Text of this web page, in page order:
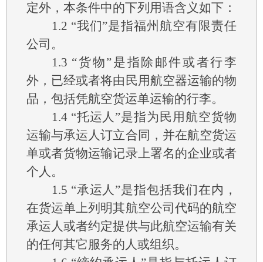
定外，本条件中的下列用语含义如下：
1.2 “我们”是指福州航空有限责任
公司。
1.3 “货物”是指除邮件或者行李
外，已经或者将由民用航空器运输的物
品，包括凭航空货运单运输的行李。
1.4 “托运人”是指为民用航空货物
运输与承运人订立合同，并在航空货运
单或者货物运输记录上署名的企业或者
个人。
1.5 “承运人”是指包括我们在内，
在货运单上列明其航空公司代码的航空
承运人或者约定提供与此航空运输有关
的任何其它服务的人或组织。